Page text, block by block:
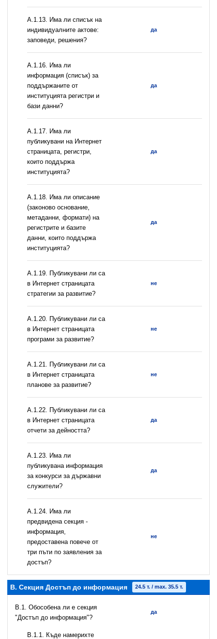
А.1.13. Има ли списък на
индивидуалните актове:
заповеди, решения?
да
А.1.16. Има ли
информация (списък) за
поддържаните от
институцията регистри и
бази данни?
да
А.1.17. Има ли
публикувани на Интернет
страницата, регистри,
които поддържа
институцията?
да
А.1.18. Има ли описание
(законово основание,
метаданни, формати) на
регистрите и базите
данни, които поддържа
институцията?
да
А.1.19. Публикувани ли са
в Интернет страницата
стратегии за развитие?
не
А.1.20. Публикувани ли са
в Интернет страницата
програми за развитие?
не
А.1.21. Публикувани ли са
в Интернет страницата
планове за развитие?
не
А.1.22. Публикувани ли са
в Интернет страницата
отчети за дейността?
да
А.1.23. Има ли
публикувана информация
за конкурси за държавни
служители?
да
А.1.24. Има ли
предвидена секция -
информация,
предоставена повече от
три пъти по заявления за
достъп?
не
B. Секция Достъп до информация 24.5 т. / max. 35.5 т.
В.1. Обособена ли е секция
"Достъп до информация"?
да
В.1.1. Къде намерихте